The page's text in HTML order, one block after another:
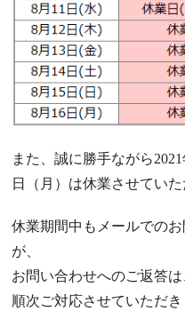
また、誠に勝手ながら
日（月）は休業させていた
休業期間中もメールでの
が、
お問い合わせへのご返答
順次ご対応させていただ